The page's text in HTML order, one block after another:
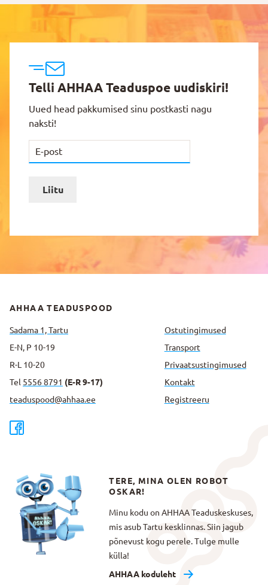
Telli AHHAA Teaduspoe uudiskiri!
Uued head pakkumised sinu postkasti nagu
naksti!
Liitu
AHHAA TEADUSPOOD
Sadama 1, Tartu
E-N, P 10-19
R-L 10-20
Tel 5556 8791 (E-R 9-17)
teaduspood@ahhaa.ee
Ostutingimused
Transport
Privaatsus­tingimused
Kontakt
Registreeru
TERE, MINA OLEN ROBOT
OSKAR!
Minu kodu on AHHAA Teaduskeskuses,
mis asub Tartu kesklinnas. Siin jagub
põnevust kogu perele. Tulge mulle
külla!
AHHAA koduleht